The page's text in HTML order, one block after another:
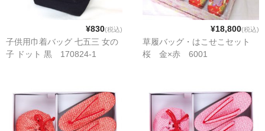
¥830(税込)
子供用巾着バッグ 七五三 女の
子 ドット 黒 170824-1
¥18,800(税込)
草履バッグ・はこせこセット
桜 金×赤 6001